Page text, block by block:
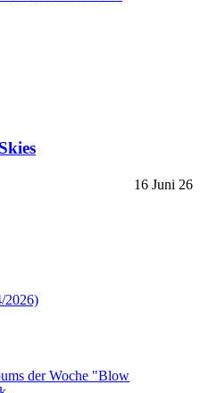
16 Juni 26